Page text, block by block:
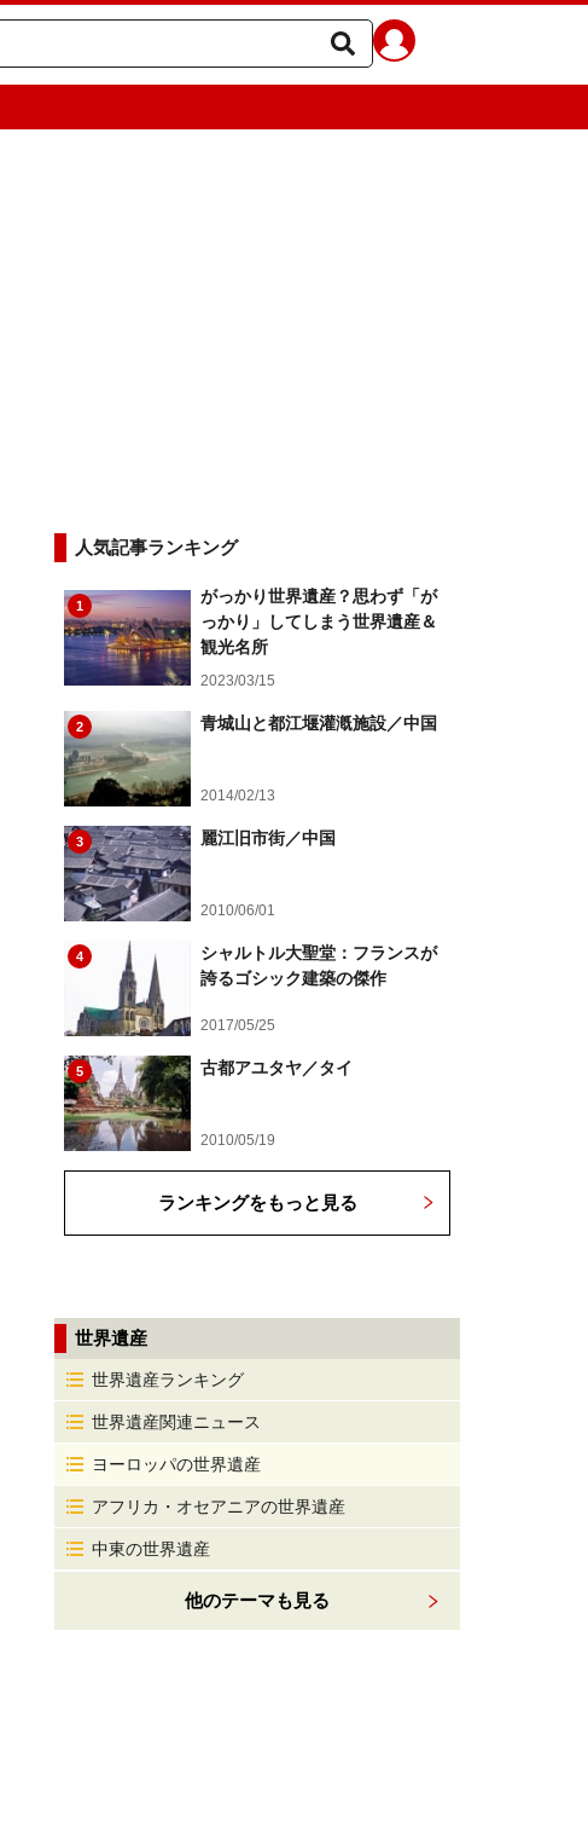
人気記事ランキング
1
がっかり世界遺産？思わず「が
っかり」してしまう世界遺産＆
観光名所
2023/03/15
2 青城山と都江堰灌漑施設／中国
2014/02/13
3 麗江旧市街／中国
2010/06/01
4
シャルトル大聖堂：フランスが
誇るゴシック建築の傑作
2017/05/25
5 古都アユタヤ／タイ
2010/05/19
ランキングをもっと見る
世界遺産
世界遺産ランキング
世界遺産関連ニュース
ヨーロッパの世界遺産
アフリカ・オセアニアの世界遺産
中東の世界遺産
他のテーマも見る